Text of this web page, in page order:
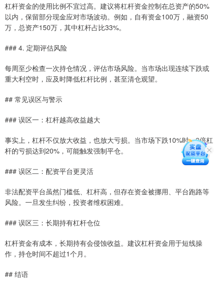
杠杆资金的使用比例不宜过高。建议将杠杆资金控制在总资产的50%
以内，保留部分现金应对市场波动。例如，自有资金100万，融资50
万，总资产150万，其中杠杆占比33%。
### 4. 定期评估风险
每周至少检查一次持仓情况，评估市场风险。当市场出现连续下跌或
重大利空时，应及时降低杠杆比例，甚至清仓观望。
## 常见误区与警示
### 误区一：杠杆越高收益越大
事实上，杠杆不仅放大收益，也放大亏损。当市场下跌10%时，2倍杠
杆的亏损达到20%，可能触发强制平仓。
### 误区二：配资平台更灵活
非法配资平台虽然门槛低、杠杆高，但存在资金被挪用、平台跑路等
风险。一旦发生纠纷，投资者维权困难。
### 误区三：长期持有杠杆仓位
杠杆资金有成本，长期持有会侵蚀收益。建议杠杆资金用于短线操
作，持仓时间不超过1个月。
## 结语